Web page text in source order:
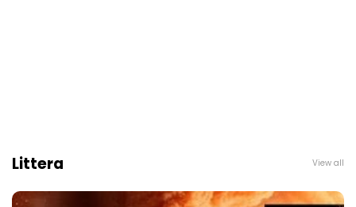
Littera View all